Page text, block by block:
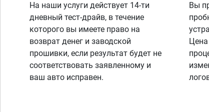
На наши услуги действует 14-ти
дневный тест-драйв, в течение
которого вы имеете право на
возврат денег и заводской
прошивки, если результат будет не
соответствовать заявленному и
ваш авто исправен.
Вы
Цена